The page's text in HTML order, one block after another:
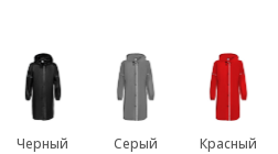
Черный Серый Красный